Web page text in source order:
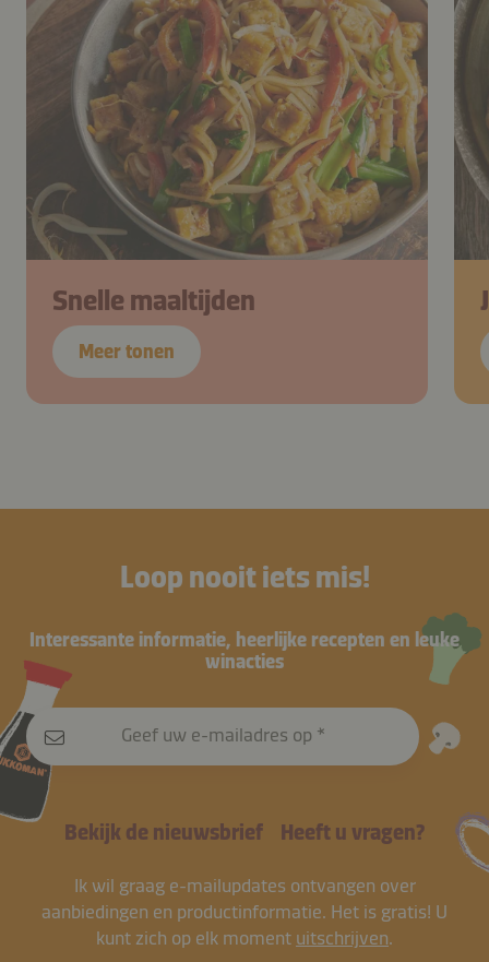
Snelle maaltijden
Meer tonen
Loop nooit iets mis!
Interessante informatie, heerlijke recepten en leuke
winacties
Geef uw e-mailadres op
Bekijk de nieuwsbrief Heeft u vragen?
Ik wil graag e-mailupdates ontvangen over
aanbiedingen en productinformatie. Het is gratis! U
kunt zich op elk moment uitschrijven.